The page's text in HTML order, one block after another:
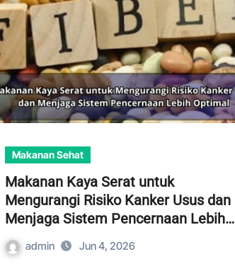
Makanan Sehat
Makanan Kaya Serat untuk
Mengurangi Risiko Kanker Usus dan
Menjaga Sistem Pencernaan Lebih
Optimal
admin Jun 4, 2026